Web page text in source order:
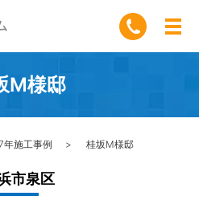
M様邸
年施工事例 桂坂M様邸
市泉区